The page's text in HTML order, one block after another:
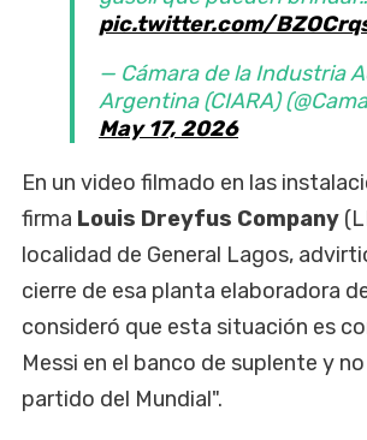
pic.twitter.com/
— Cámara de la Industria
Argentina (CIARA)
May 17, 2026
En un video filmado en las
firma Louis Dreyfus Company
localidad de General Lagos,
cierre de esa planta elaboradora
consideró que esta situación es
Messi en el banco de suplente y
partido del Mundial".